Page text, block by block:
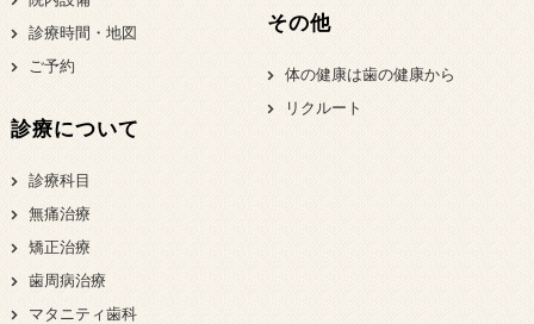
診療時間・地図
ご予約
診療について
診療科目
無痛治療
矯正治療
歯周病治療
マタニティ歯科
その他
体の健康は歯の健康から
リクルート